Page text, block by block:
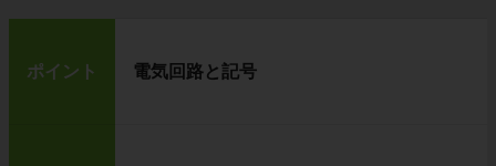
ポイント 電気回路と記号